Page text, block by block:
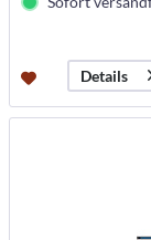
Details